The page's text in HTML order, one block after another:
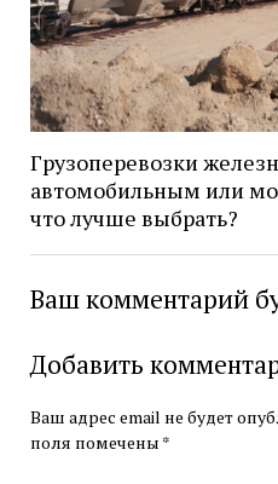
Грузоперевозки
автомобильным или
что лучше выбрать?
Ваш комментарий
Добавить
Ваш адрес email не будет
поля помечены *